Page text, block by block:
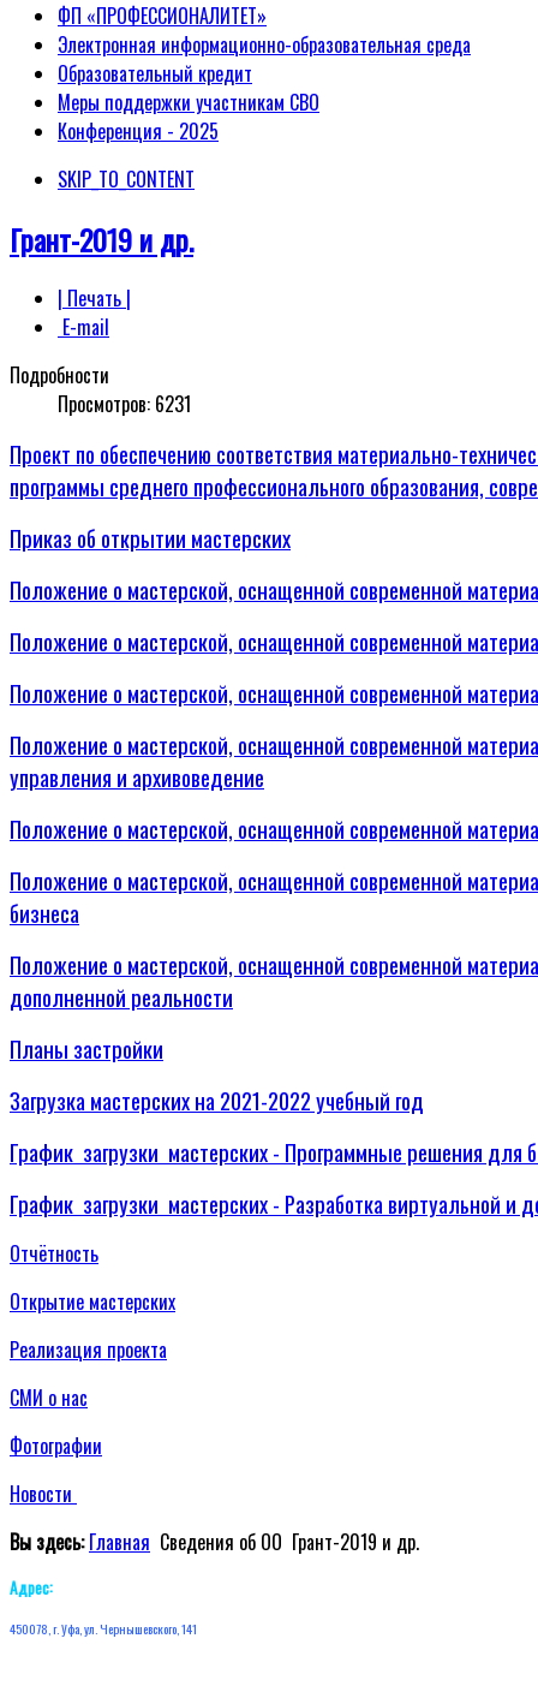
ФП «ПРОФЕССИОНАЛИТЕТ»
Электронная информационно-образовательная среда
Образовательный кредит
Меры поддержки участникам СВО
Конференция - 2025
SKIP_TO_CONTENT
Грант-2019 и др.
| Печать |
E-mail
Подробности
Просмотров: 6231
Проект по обеспечению соответствия материально-
программы среднего профессионального образования,
Приказ об открытии мастерских
Положение о мастерской, оснащенной современной
Положение о мастерской, оснащенной современной
Положение о мастерской, оснащенной современной
Положение о мастерской, оснащенной современной
управления и архивоведение
Положение о мастерской, оснащенной современной
Положение о мастерской, оснащенной современной
бизнеса
Положение о мастерской, оснащенной современной
дополненной реальности
Планы застройки
Загрузка мастерских на 2021-2022 учебный год
График загрузки мастерских - Программные решения для
График загрузки мастерских - Разработка виртуальной и
Отчётность
Открытие мастерских
Реализация проекта
СМИ о нас
Фотографии
Новости
Вы здесь:Главная Сведения об ОО Грант-2019 и др.
Адрес:
450078, г. Уфа, ул. Чернышевского, 141